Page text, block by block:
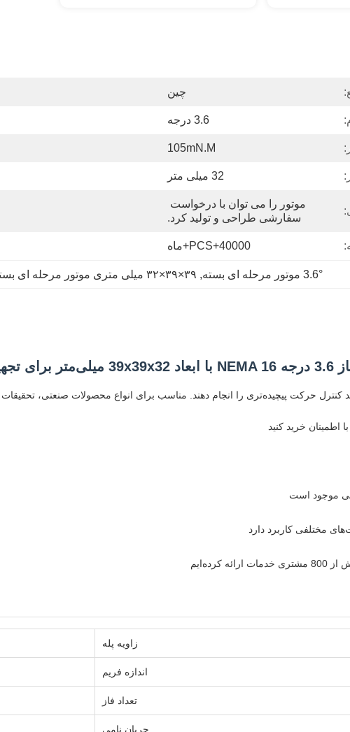
چین
3.6 درجه
105mN.m
32 میلی متر
سفارشی طراحی و تولید کرد.
40000+PCS+ماه
3.6° موتور مرحله ای بسته , ۳۹×۳۹×۳۲ میلی متری موتور مرحله ای بسته
کنترل حرکت پیچیده‌تری را انجام دهند. مناسب برای انواع محصولات صنعتی،
اطمینان خرید کنید
موجود است
مختلفی کاربرد دارد
زاویه پله
اندازه فریم
تعداد فاز
جریان نامی